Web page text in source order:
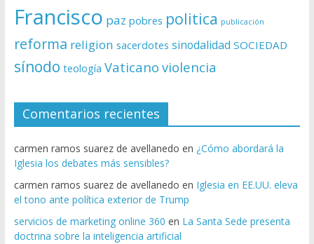
Francisco paz pobres politica publicación
reforma religion sacerdotes sinodalidad SOCIEDAD
sínodo teología Vaticano violencia
Comentarios recientes
carmen ramos suarez de avellanedo en ¿Cómo abordará la
Iglesia los debates más sensibles?
carmen ramos suarez de avellanedo en Iglesia en EE.UU. eleva
el tono ante política exterior de Trump
servicios de marketing online 360 en La Santa Sede presenta
doctrina sobre la inteligencia artificial